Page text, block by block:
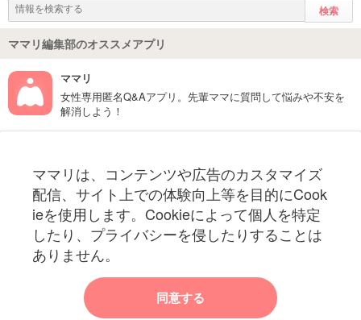
ママリ編集部のオススメアプリ
ママリ
女性専用匿名Q&Aアプリ。先輩ママに質問して悩みや不安を
解消しよう！
ママリは、コンテンツや広告のカスタマイズ
配信、サイト上での体験向上等を目的にCook
ieを使用します。Cookieによって個人を特定
したり、プライバシーを侵したりすることは
ありません。
同意する
妊娠〜子育て中のお役立ち情報を配信中
ママリからのお知らせ